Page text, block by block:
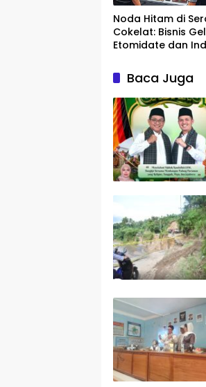
Noda Hitam di
Cokelat: Bisnis
Etomidate dan
Kepolisian
Baca Juga